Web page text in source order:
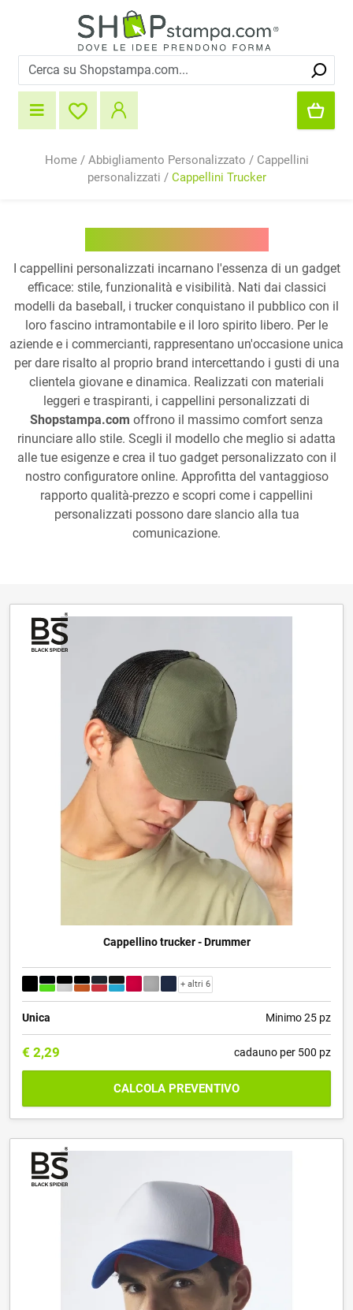
Home/ Abbigliamento Personalizzato / Cappellini
personalizzati / Cappellini Trucker
I cappellini personalizzati incarnano l'essenza di un gadget
efficace: stile, funzionalità e visibilità. Nati dai classici
modelli da baseball, i trucker conquistano il pubblico con il
loro fascino intramontabile e il loro spirito libero. Per le
aziende e i commercianti, rappresentano un'occasione unica
per dare risalto al proprio brand intercettando i gusti di una
clientela giovane e dinamica. Realizzati con materiali
leggeri e traspiranti, i cappellini personalizzati di
Shopstampa.com offrono il massimo comfort senza
rinunciare allo stile. Scegli il modello che meglio si adatta
alle tue esigenze e crea il tuo gadget personalizzato con il
nostro configuratore online. Approfitta del vantaggioso
rapporto qualità-prezzo e scopri come i cappellini
personalizzati possono dare slancio alla tua
comunicazione.
Cappellino trucker - Drummer
+ altri 6
Unica Minimo 25 pz
€ 2,29 cadauno per 500 pz
CALCOLA PREVENTIVO